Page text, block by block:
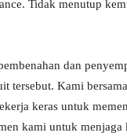
Tidak menutup
dan
tersebut. Kami
keras untuk
kami untuk